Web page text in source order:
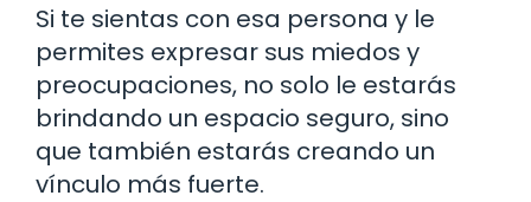
Si te sientas con esa persona y le
permites expresar sus miedos y
preocupaciones, no solo le estarás
brindando un espacio seguro, sino
que también estarás creando un
vínculo más fuerte.